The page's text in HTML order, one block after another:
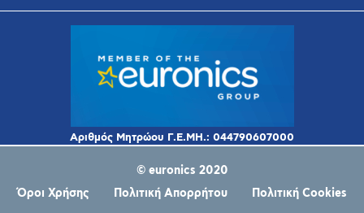
© euronics 2020
Όροι Χρήσης
Πολιτική Απορρήτου Πολιτική Cookies